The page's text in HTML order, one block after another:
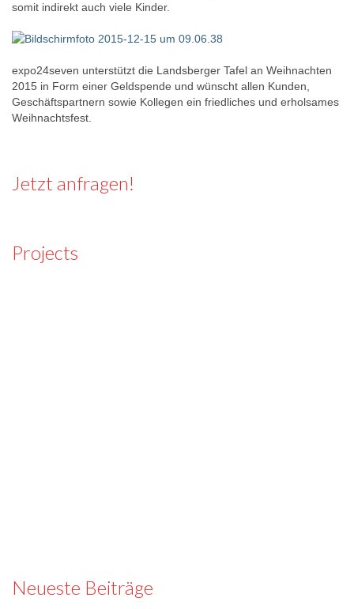
somit indirekt auch viele Kinder.
expo24seven unterstützt die Landsberger Tafel an Weihnachten
2015 in Form einer Geldspende und wünscht allen Kunden,
Geschäftspartnern sowie Kollegen ein friedliches und erholsames
Weihnachtsfest.
Jetzt anfragen!
Projects
Neueste Beiträge